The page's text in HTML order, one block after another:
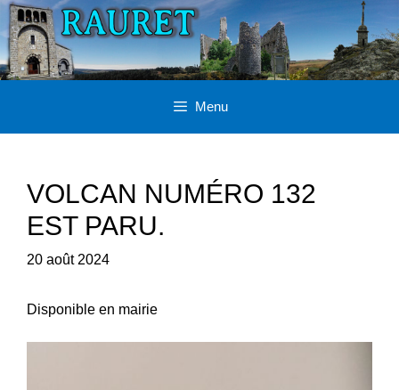
Aller
au
contenu
Menu
VOLCAN NUMÉRO 132
EST PARU.
20 août 2024
Disponible en mairie